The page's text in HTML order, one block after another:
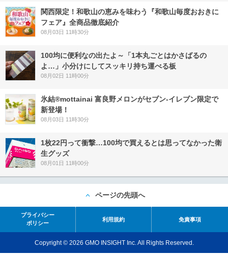
関西限定！和歌山の恵みを味わう『和歌山毎度おおきに
フェア』全商品徹底紹介
08月03日 11時30分
100均に便利なの出たよ～「1本丸ごとはかさばるの
よ…」小分けにしてスッキリ持ち運べる板
08月02日 11時00分
氷結®mottainai 富良野メロンがセブン‐イレブン限定で
新登場！
08月03日 11時30分
1枚22円って衝撃…100均で買えるとは思ってなかった衛
生グッズ
08月01日 11時00分
ページの先頭へ
プライバシー
ポリシー
利用規約 免責事項
Copyright © 2026 GMO INSIGHT Inc. All Rights Reserved.